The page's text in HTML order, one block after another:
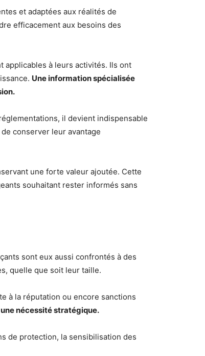
et adaptées aux réalités de
efficacement aux besoins des
applicables à leurs activités. Ils ont
Une information spécialisée
il devient indispensable
conserver leur avantage
une forte valeur ajoutée. Cette
souhaitant rester informés sans
sont eux aussi confrontés à des
quelle que soit leur taille.
à la réputation ou encore sanctions
nécessité stratégique.
de protection, la sensibilisation des